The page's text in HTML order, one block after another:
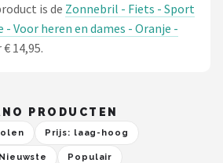
is de Zonnebril - Fiets - Sport
- Voor heren en dames - Oranje -
14,95.
PRODUCTEN
Prijs: laag-hoog
Nieuwste Populair